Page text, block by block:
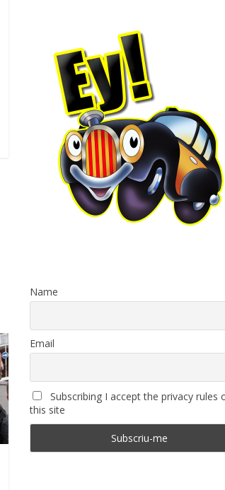
Name
Email
Subscribing I accept the privacy rules
this site